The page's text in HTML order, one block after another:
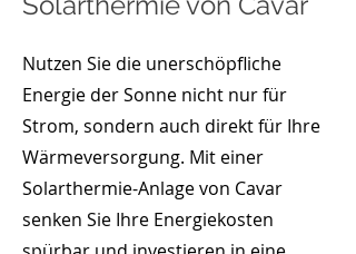
Nutzen Sie die unerschöpfliche
Energie der Sonne nicht nur für
Strom, sondern auch direkt für Ihre
Wärmeversorgung. Mit einer
Solarthermie-Anlage von Cavar
senken Sie Ihre Energiekosten